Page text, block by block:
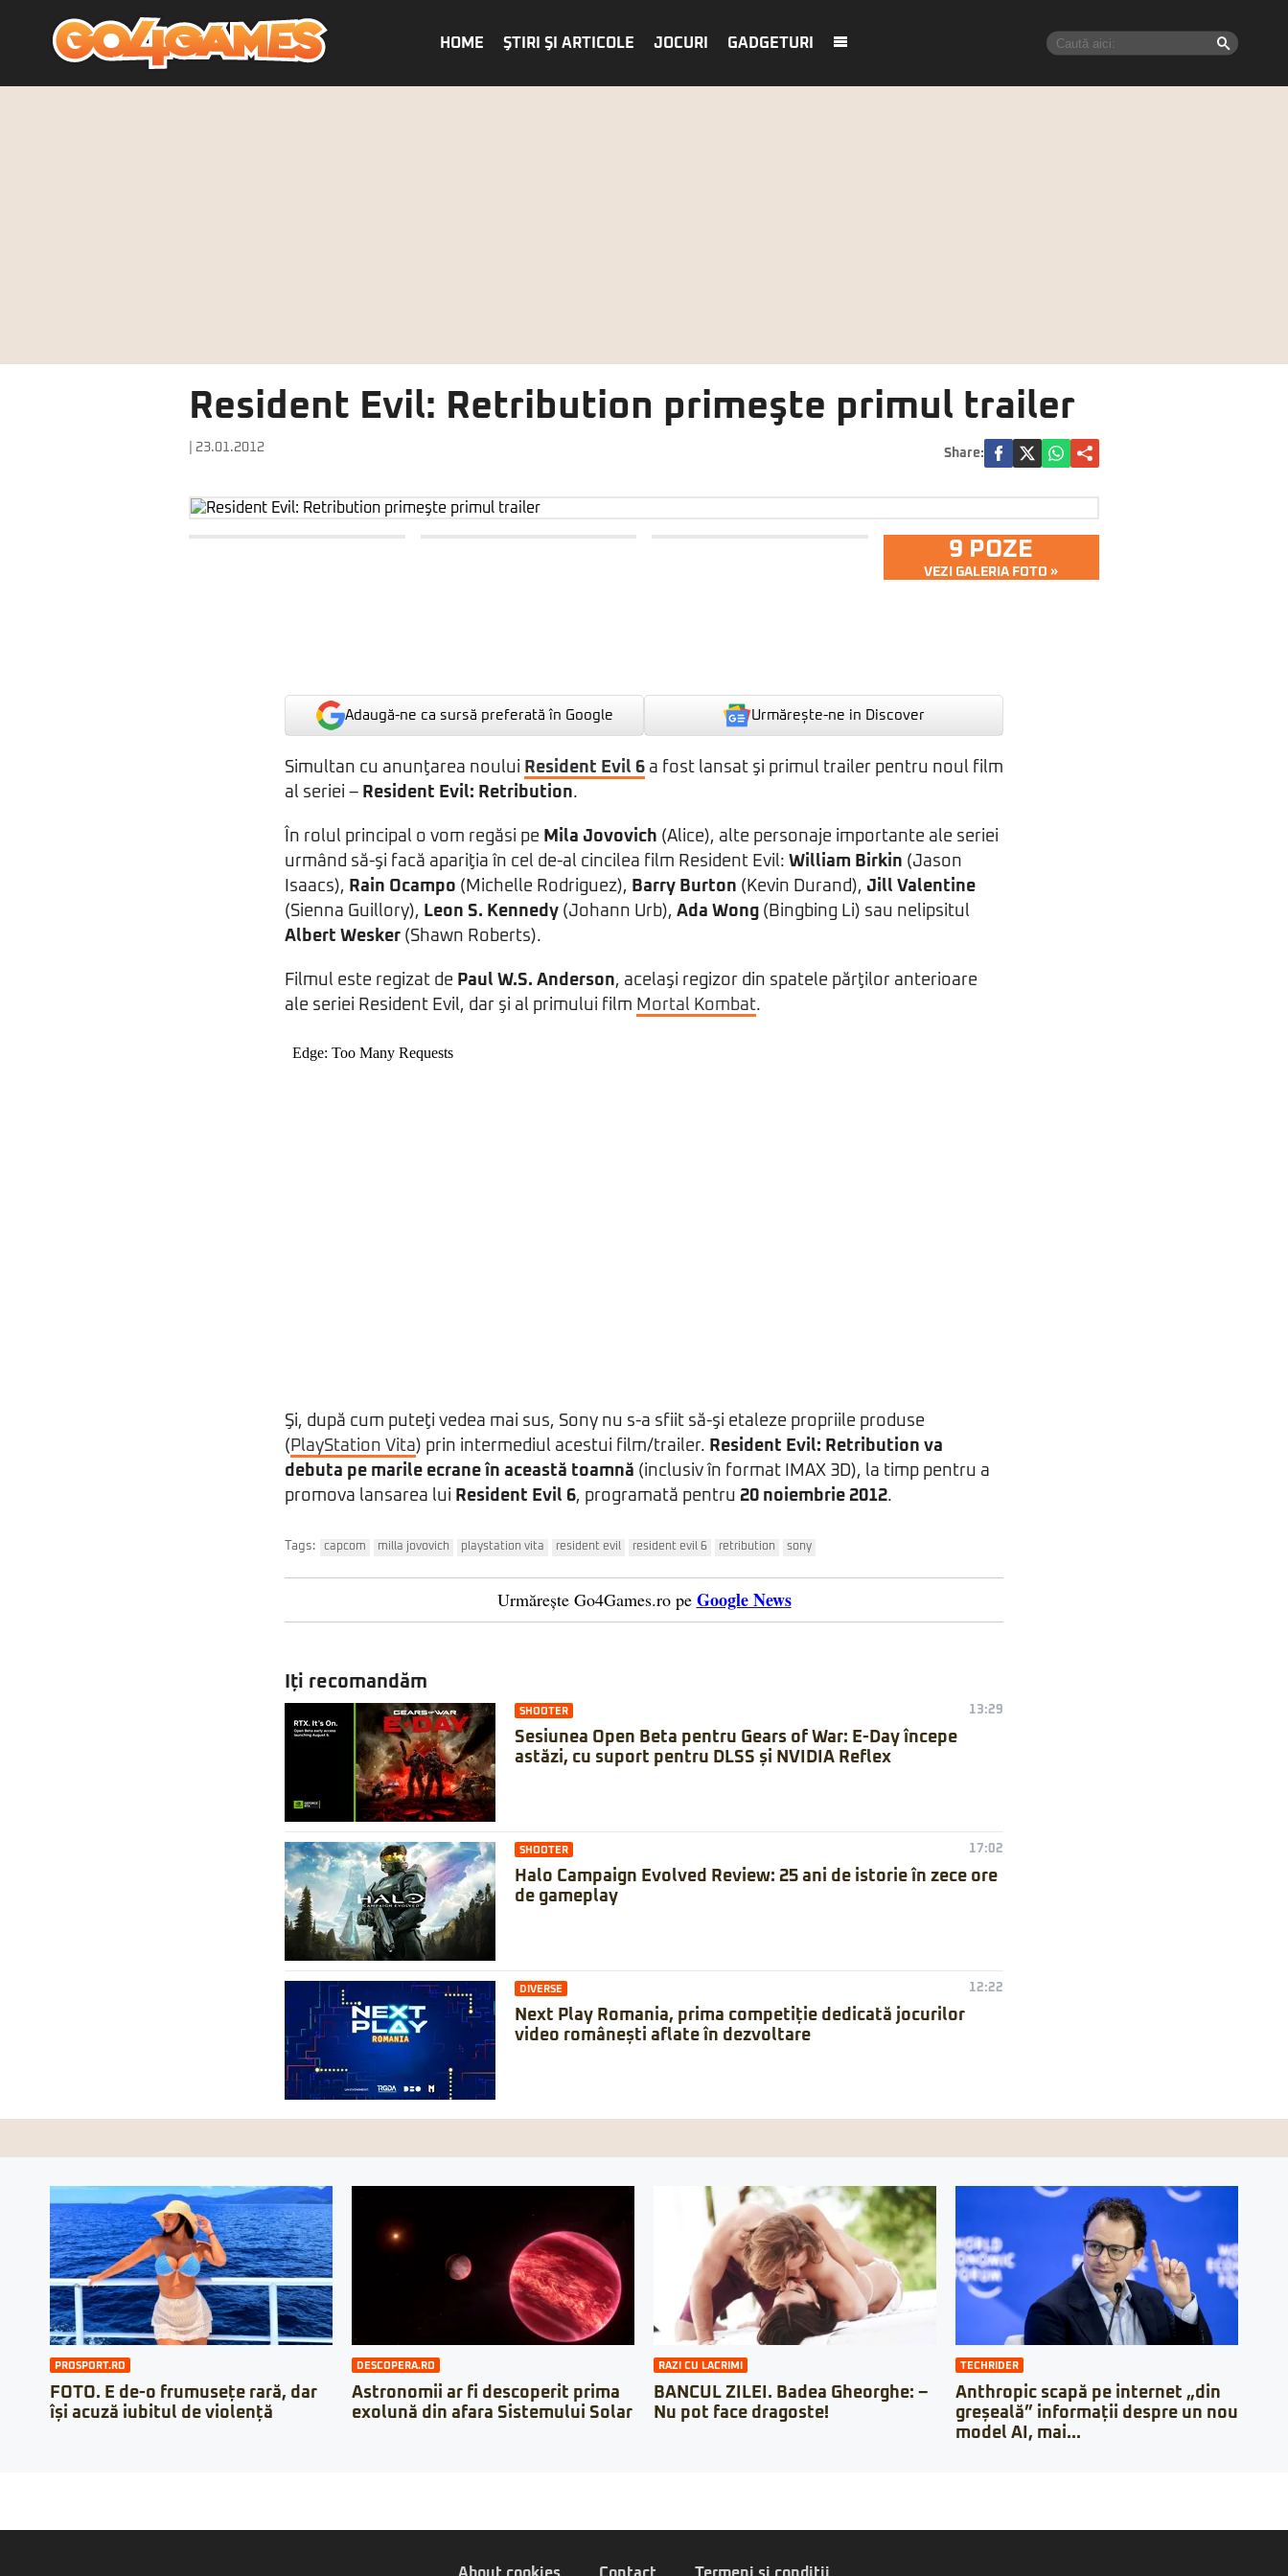
HOME ŞTIRI ŞI ARTICOLE JOCURI GADGETURI
Resident Evil: Retribution primeşte primul trailer
| 23.01.2012 Share:
9 POZE
VEZI GALERIA FOTO »
Adaugă-ne ca sursă preferată în Google Urmărește-ne in Discover
Simultan cu anunţarea noului Resident Evil 6 a fost lansat şi primul trailer pentru noul film
al seriei – Resident Evil: Retribution.
În rolul principal o vom regăsi pe Mila Jovovich (Alice), alte personaje importante ale seriei
urmând să-şi facă apariţia în cel de-al cincilea film Resident Evil: William Birkin (Jason
Isaacs), Rain Ocampo (Michelle Rodriguez), Barry Burton (Kevin Durand), Jill Valentine
(Sienna Guillory), Leon S. Kennedy (Johann Urb), Ada Wong (Bingbing Li) sau nelipsitul
Albert Wesker (Shawn Roberts).
Filmul este regizat de Paul W.S. Anderson, acelaşi regizor din spatele părţilor anterioare
ale seriei Resident Evil, dar şi al primului film Mortal Kombat.
Şi, după cum puteţi vedea mai sus, Sony nu s-a sfiit să-şi etaleze propriile produse
( PlayStation Vita) prin intermediul acestui film/trailer. Resident Evil: Retribution va
debuta pe marile ecrane în această toamnă (inclusiv în format IMAX 3D), la timp pentru a
promova lansarea lui Resident Evil 6, programată pentru 20 noiembrie 2012.
Tags: capcom milla jovovich playstation vita resident evil resident evil 6 retribution sony
Urmărește Go4Games.ro pe Google News
Iți recomandăm
SHOOTER 13:29
Sesiunea Open Beta pentru Gears of War: E-Day începe
astăzi, cu suport pentru DLSS și NVIDIA Reflex
SHOOTER 17:02
Halo Campaign Evolved Review: 25 ani de istorie în zece ore
de gameplay
DIVERSE 12:22
Next Play Romania, prima competiție dedicată jocurilor
video românești aflate în dezvoltare
PROSPORT.RO
FOTO. E de-o frumusețe rară, dar
își acuză iubitul de violență
DESCOPERA.RO
Astronomii ar fi descoperit prima
exolună din afara Sistemului Solar
RAZI CU LACRIMI
BANCUL ZILEI. Badea Gheorghe: –
Nu pot face dragoste!
TECHRIDER
Anthropic scapă pe internet „din
greșeală” informații despre un nou
model AI, mai...
About cookies Contact Termeni si conditii